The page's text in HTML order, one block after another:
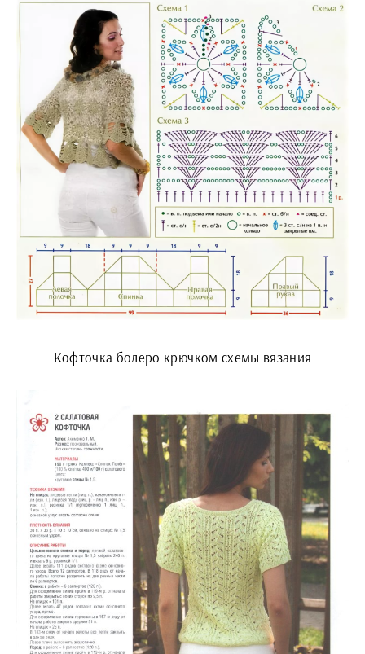
Кофточка болеро крючком схемы вязания